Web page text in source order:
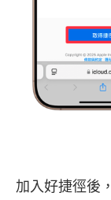
加入好捷徑後